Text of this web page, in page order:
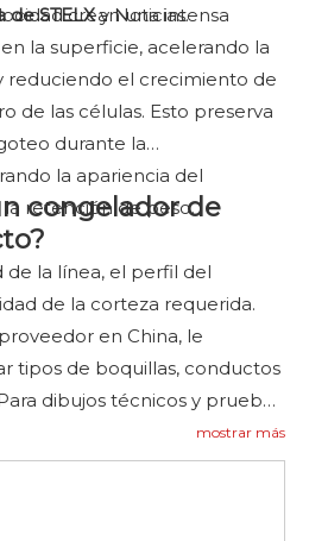
de STELXy Noticias.
crean una intensa
la superficie, acelerando la
reduciendo el crecimiento de
de las células. Esto preserva
durante la
la apariencia del
retención de peso.
congelador de
de la línea, el perfil del
de la corteza requerida.
en China, le
tipos de boquillas, conductos
dibujos técnicos y pruebas
Contáctenos
ahora.
mostrar más